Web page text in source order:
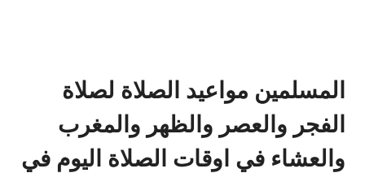
المسلمين مواعيد الصلاة لصلاة
الفجر والعصر والظهر والمغرب
والعشاء في اوقات الصلاة اليوم في